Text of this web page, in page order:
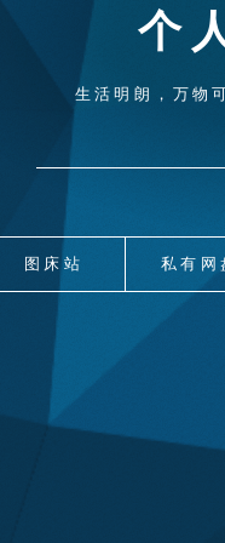
个
生活明朗，万物
图床站 私有网